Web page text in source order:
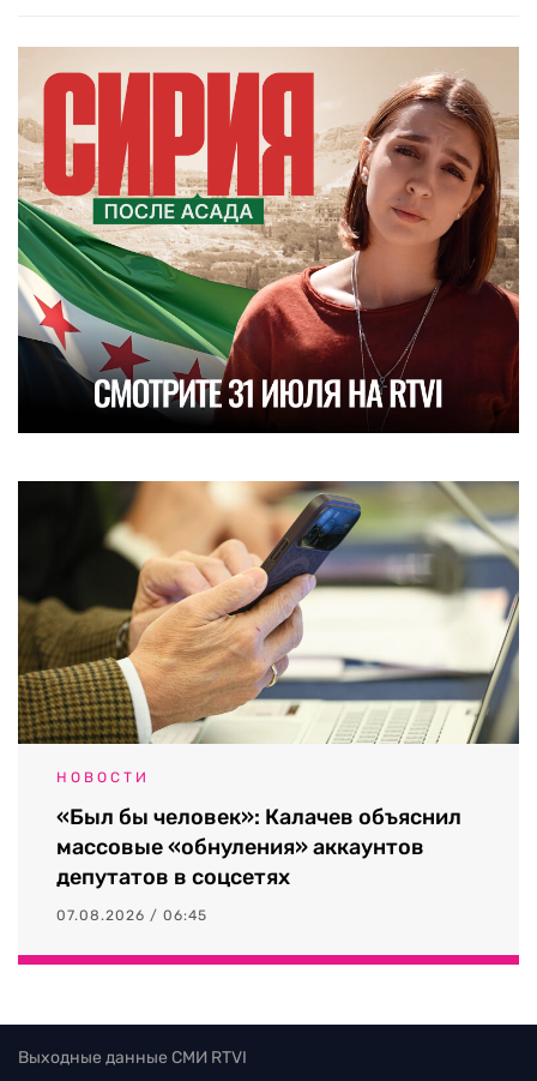
НОВОСТИ
«Был бы человек»: Калачев объяснил
массовые «обнуления» аккаунтов
депутатов в соцсетях
07.08.2026 / 06:45
Выходные данные СМИ RTVI